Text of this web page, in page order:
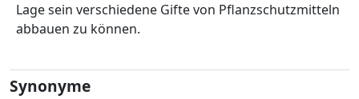
Lage sein verschiedene Gifte von Pflanzschutzmitteln
abbauen zu können.
Synonyme